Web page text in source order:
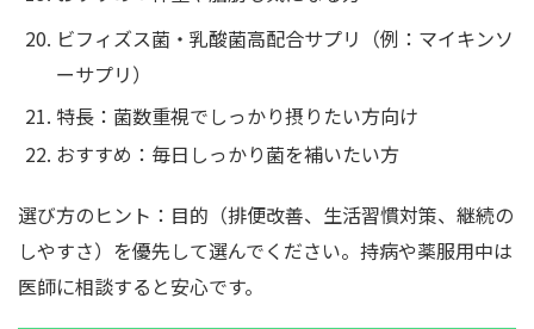
ビフィズス菌・乳酸菌高配合サプリ（例：マイキンソ
ーサプリ）
特長：菌数重視でしっかり摂りたい方向け
おすすめ：毎日しっかり菌を補いたい方
選び方のヒント：目的（排便改善、生活習慣対策、継続の
しやすさ）を優先して選んでください。持病や薬服用中は
医師に相談すると安心です。